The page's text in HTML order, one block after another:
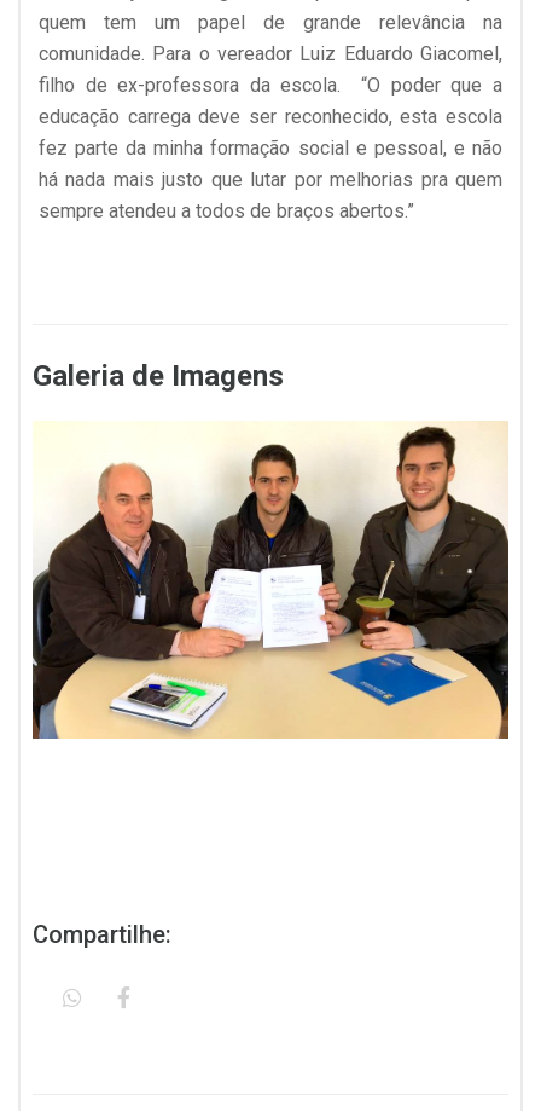
quem tem um papel de grande relevância na
comunidade. Para o vereador Luiz Eduardo Giacomel,
filho de ex-professora da escola. “O poder que a
educação carrega deve ser reconhecido, esta escola
fez parte da minha formação social e pessoal, e não
há nada mais justo que lutar por melhorias pra quem
sempre atendeu a todos de braços abertos.”
Galeria de Imagens
Compartilhe: